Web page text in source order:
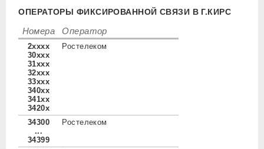
ОПЕРАТОРЫ ФИКСИРОВАННОЙ СВЯЗИ В Г.КИРС
Номера Оператор
2xxxx
30xxx
31xxx
32xxx
33xxx
340xx
341xx
3420x
Ростелеком
34300
...
34399
Ростелеком